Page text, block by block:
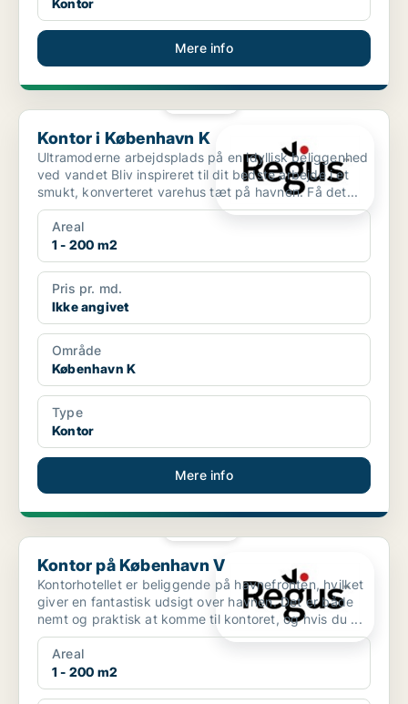
Kontor
Mere info
Kontor i København K
Kontor i København K
Ultramoderne arbejdsplads på en idyllisk beliggenhed
ved vandet Bliv inspireret til dit bedste arbejde i et
smukt, konverteret varehus tæt på havnen. Få det...
Areal
1 - 200 m2
Pris pr. md.
Ikke angivet
Område
København K
Type
Kontor
Mere info
Kontor på København V
Kontor på København V
Kontorhotellet er beliggende på havnefronten, hvilket
giver en fantastisk udsigt over havnen. Det er både
nemt og praktisk at komme til kontoret, og hvis du ...
Areal
1 - 200 m2